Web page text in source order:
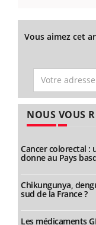
Vous aimez cet
NOUS VOUS
Cancer colorectal :
donne au Pays
Chikungunya,
sud de la France ?
Les médicaments